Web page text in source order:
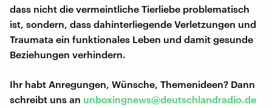
dass nicht die vermeintliche Tierliebe problematisch
ist, sondern, dass dahinterliegende Verletzungen und
Traumata ein funktionales Leben und damit gesunde
Beziehungen verhindern.
Ihr habt Anregungen, Wünsche, Themenideen? Dann
schreibt uns an unboxingnews@deutschlandradio.de